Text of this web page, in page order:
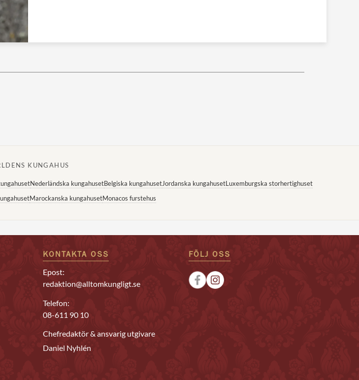
KUNGAHUS
Nederländska kungahusetBelgiska kungahusetJordanska kungahusetLuxemburgska storhertighuset
Marockanska kungahusetMonacos furstehus
KONTAKTA OSS
Epost:
redaktion@alltomkungligt.se
Telefon:
08-611 90 10
Chefredaktör & ansvarig utgivare
Daniel Nyhlén
FÖLJ OSS